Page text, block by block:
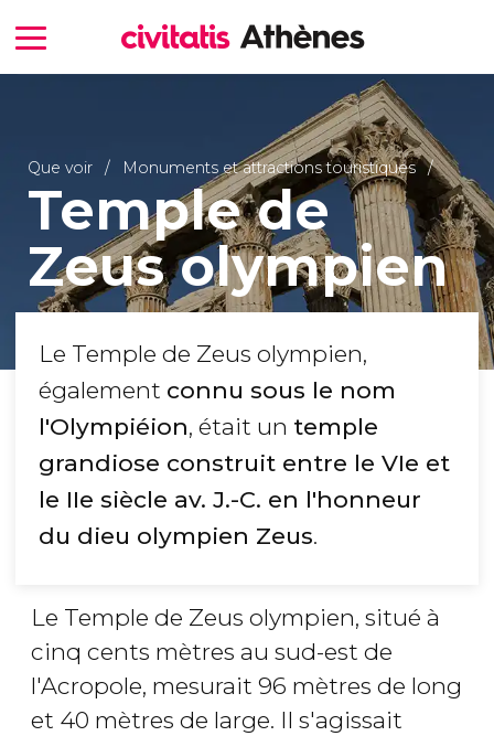
Que voir Monuments et attractions touristiques
Temple de
Zeus olympien
Le Temple de Zeus olympien,
également connu sous le nom
l'Olympiéion, était un temple
grandiose construit entre le VIe et
le IIe siècle av. J.-C. en l'honneur
du dieu olympien Zeus.
Le Temple de Zeus olympien, situé à
cinq cents mètres au sud-est de
l'Acropole, mesurait 96 mètres de long
et 40 mètres de large. Il s'agissait